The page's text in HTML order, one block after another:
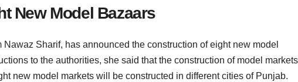
New Model Bazaars
Sharif, has announced the construction of eight new model
to the authorities, she said that the construction of model markets
new model markets will be constructed in different cities of Punjab.